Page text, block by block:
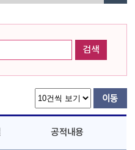
검색
공적내용